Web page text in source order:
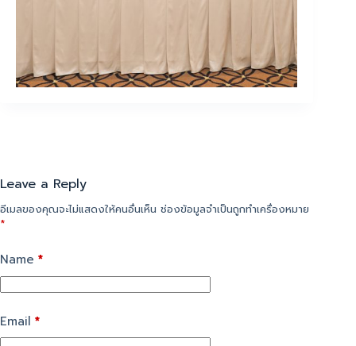
Leave a Reply
อีเมลของคุณจะไม่แสดงให้คนอื่นเห็น ช่องข้อมูลจำเป็นถูกทำเครื่องหมาย
*
Name *
Email *